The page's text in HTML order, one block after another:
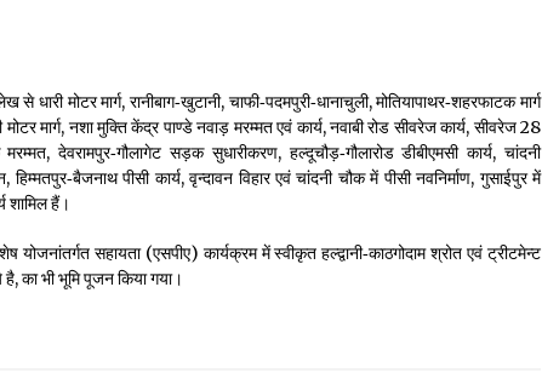
मोटर मार्ग, रानीबाग‑खुटानी, चाफी‑पदमपुरी‑धानाचुली, मोतियापाथर‑शहरफाटक मार्ग
मार्ग, नशा मुक्ति केंद्र पाण्डे नवाड़ मरम्मत एवं कार्य, नवाबी रोड सीवरेज कार्य, सीवरेज 28
देवरामपुर‑गौलागेट सड़क सुधारीकरण, हल्दूचौड़‑गौलारोड डीबीएमसी कार्य, चांदनी
पीसी कार्य, वृन्दावन विहार एवं चांदनी चौक में पीसी नवनिर्माण, गुसाईपुर में
शामिल हैं।
सहायता (एसपीए) कार्यक्रम में स्वीकृत हल्द्वानी‑काठगोदाम श्रोत एवं ट्रीटमेन्ट
का भी भूमि पूजन किया गया।